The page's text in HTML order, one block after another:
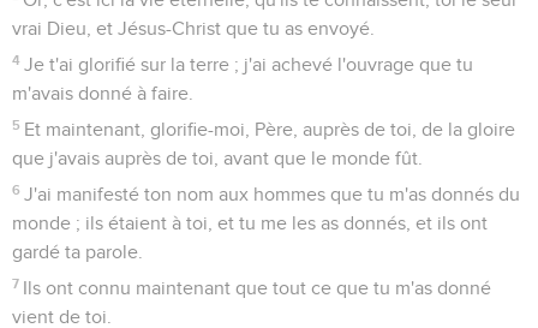
vrai Dieu, et Jésus-Christ que tu as envoyé.
4 Je t'ai glorifié sur la terre ; j'ai achevé l'ouvrage que tu
m'avais donné à faire.
5 Et maintenant, glorifie-moi, Père, auprès de toi, de la gloire
que j'avais auprès de toi, avant que le monde fût.
6 J'ai manifesté ton nom aux hommes que tu m'as donnés du
monde ; ils étaient à toi, et tu me les as donnés, et ils ont
gardé ta parole.
7 Ils ont connu maintenant que tout ce que tu m'as donné
vient de toi.